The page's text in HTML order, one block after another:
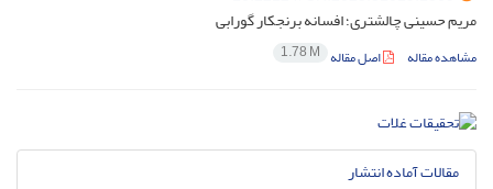
مریم حسینی چالشتری؛ افسانه برنجکار گورابی
مشاهده مقاله اصل مقاله 1.78 M
مقالات آماده انتشار